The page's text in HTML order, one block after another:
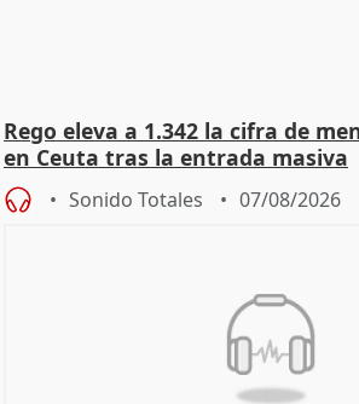
Rego eleva a 1.342 la cifra de
en Ceuta tras la entrada masiva
Sonido Totales 07/08/2026